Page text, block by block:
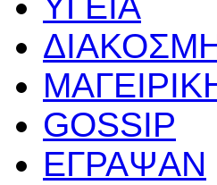
GOSSIP
ΕΓΡΑΨΑΝ